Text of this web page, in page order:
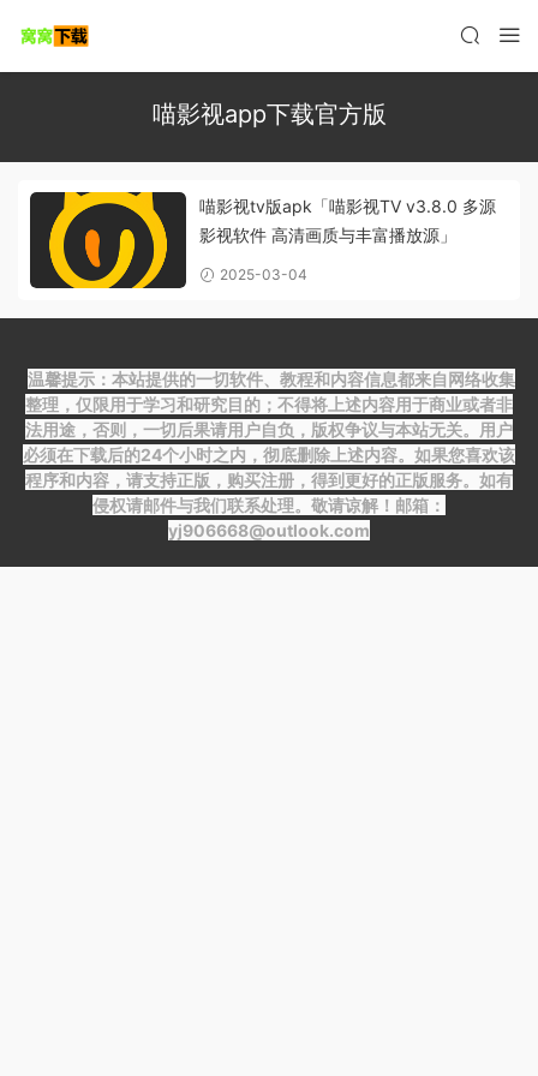
喵影视app下载官方版
喵影视tv版apk「喵影视TV v3.8.0 多源
影视软件 高清画质与丰富播放源」
2025-03-04
温馨提示：本站提供的一切软件、教程和内容信息都来自网络收集
整理，仅限用于学习和研究目的；不得将上述内容用于商业或者非
法用途，否则，一切后果请用户自负，版权争议与本站无关。用户
必须在下载后的24个小时之内，彻底删除上述内容。如果您喜欢该
程序和内容，请支持正版，购买注册，得到更好的正版服务。如有
侵权请邮件与我们联系处理。敬请谅解！邮箱：
yj906668@outlook.com